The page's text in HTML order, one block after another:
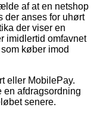
af at en netshop
der anses for uhørt
der viser en
imidlertid omfavnet
køber imod
eller MobilePay.
en afdragsordning
senere.